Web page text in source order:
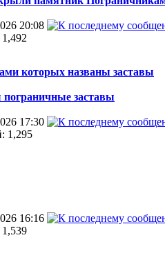
20:08
которых названы заставы
заставы
17:30
1,295
16:16